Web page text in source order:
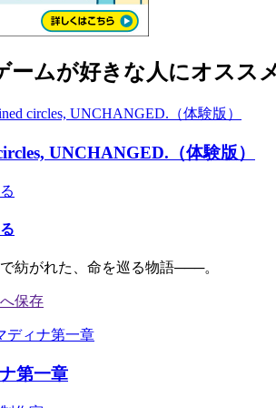
ームが好きな人にオスス
UNCHANGED.（体験版）
紡がれた、命を巡る物語───。
第一章